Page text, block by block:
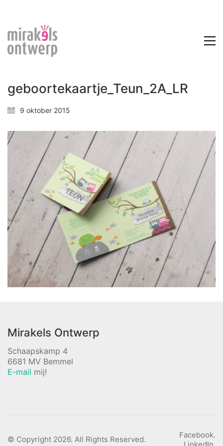
geboortekaartje_Teun_2A_LR
9 oktober 2015
Mirakels Ontwerp
Schaapskamp 4
6681 MV Bemmel
E-mail mij!
Facebook.
© Copyright 2026. All Rights Reserved.